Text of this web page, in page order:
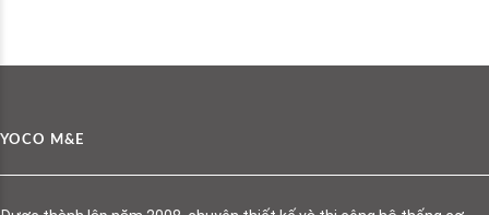
YOCO M&E